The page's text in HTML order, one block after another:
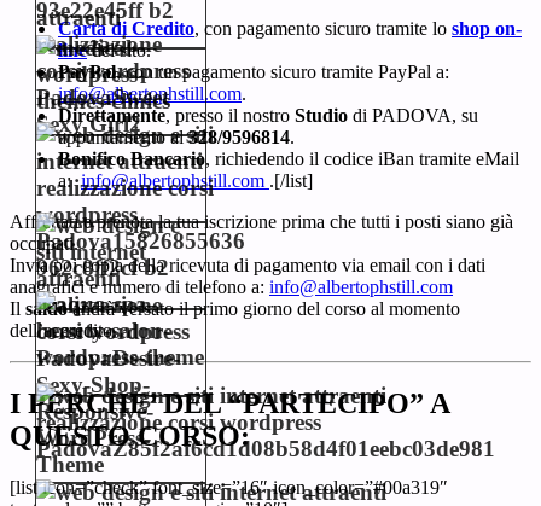
Carta di Credito, con pagamento sicuro tramite lo shop on-
linedel sito.
PayPal, con un pagamento sicuro tramite PayPal a:
info@albertophstill.com.
Direttamente, presso il nostro Studio di PADOVA, su
appuntamento al328/9596814.
Bonifico Bancario, richiedendo il codice iBan tramite eMail
a:info@albertophstill.com .[/list]
Affrettati e prenota la tua iscrizione prima che tutti i posti siano già
occupati.
Invia poi copia della ricevuta di pagamento via email con i dati
anagrafici e numero di telefono a: info@albertophstill.com
Il saldoandrà versato il primo giorno del corso al momento
dell’accredito.
I PERCHE’ DEL “PARTECIPO” A
QUESTO CORSO:
[list icon=”check” font_size=”16″ icon_color=”#00a319″